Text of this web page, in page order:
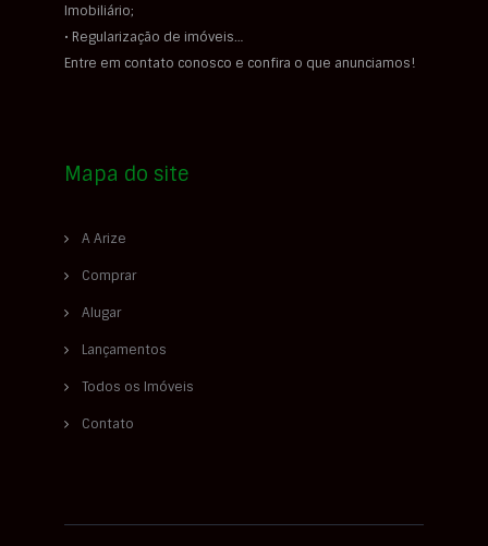
Imobiliário;
• Regularização de imóveis…
Entre em contato conosco e confira o que anunciamos!
Mapa do site
A Arize
Comprar
Alugar
Lançamentos
Todos os Imóveis
Contato